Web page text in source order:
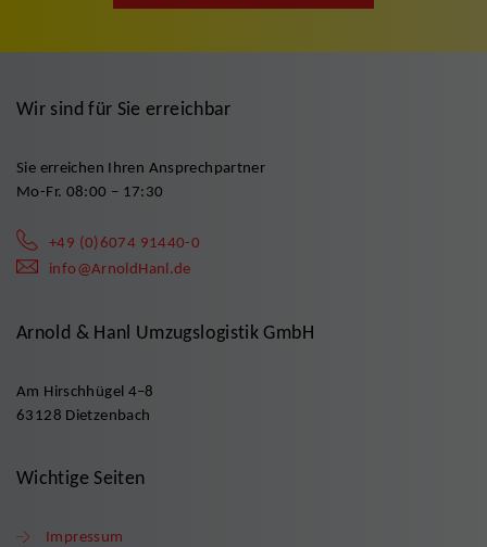
Wir sind für Sie erreichbar
Sie erreichen Ihren Ansprechpartner
Mo-Fr. 08:00 – 17:30
+49 (0)6074 91440-0
info@ArnoldHanl.de
Arnold & Hanl Umzugslogistik GmbH
Am Hirschhügel 4–8
63128 Dietzenbach
Wichtige Seiten
Impressum